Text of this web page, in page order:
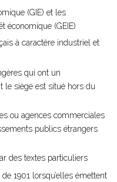
(GIE) et les
économique (GEIE)
à caractère industriel et
qui ont un
le siège est situé hors du
ou agences commerciales
publics étrangers
des textes particuliers
1901 lorsqu’elles émettent